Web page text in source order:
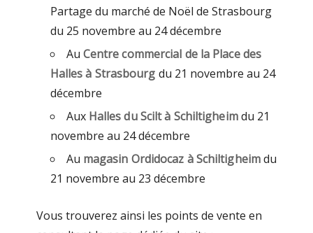
Partage du marché de Noël de Strasbourg
du 25 novembre au 24 décembre
Au Centre commercial de la Place des
Halles à Strasbourg du 21 novembre au 24
décembre
AuxHalles du Scilt à Schiltigheimdu 21
novembre au 24 décembre
Au magasin Ordidocaz à Schiltigheimdu
21 novembre au 23 décembre
Vous trouverez ainsi les points de vente en